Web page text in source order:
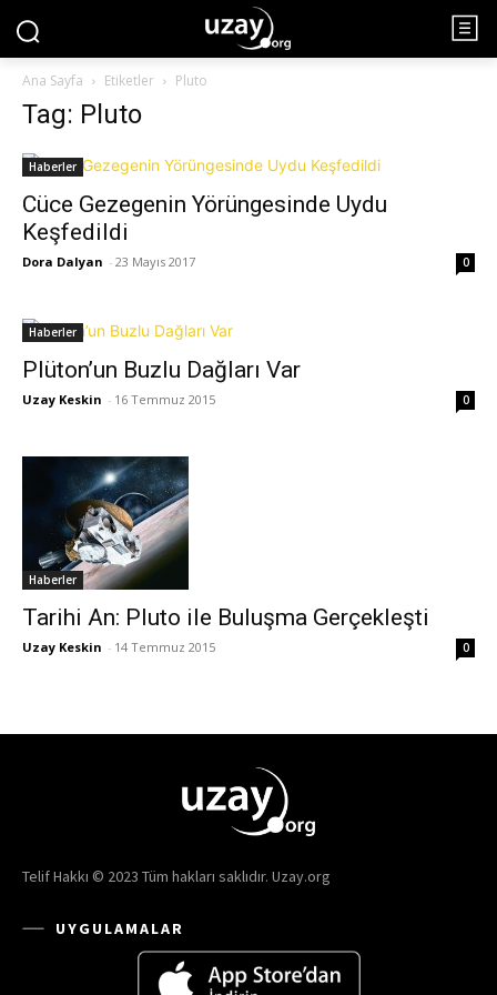
Ana Sayfa Etiketler Pluto
Tag: Pluto
Haberler
Cüce Gezegenin Yörüngesinde Uydu
Keşfedildi
Dora Dalyan - 23 Mayıs 2017 0
Haberler
Plüton’un Buzlu Dağları Var
Uzay Keskin - 16 Temmuz 2015 0
Haberler
Tarihi An: Pluto ile Buluşma Gerçekleşti
Uzay Keskin - 14 Temmuz 2015 0
Telif Hakkı © 2023 Tüm hakları saklıdır. Uzay.org
UYGULAMALAR